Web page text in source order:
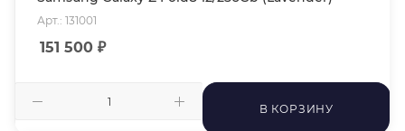
Арт.: 131001
151 500 ₽
В КОРЗИНУ